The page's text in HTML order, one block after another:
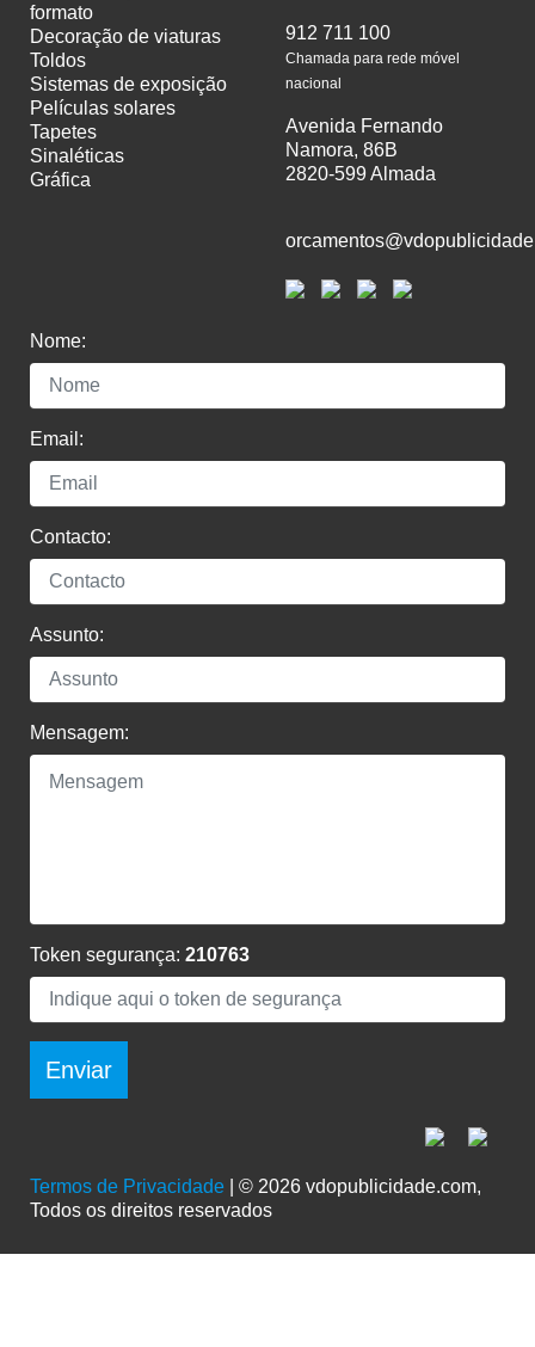
formato
decoração de viaturas
toldos
sistemas de exposição
películas solares
tapetes
sinaléticas
gráfica
912 711 100
Chamada para rede móvel
nacional
Avenida Fernando
Namora, 86B
2820-599 Almada
Nome:
Email:
Contacto:
Assunto:
Mensagem:
Token segurança: 210763
Enviar
Termos de Privacidade | © 2026 vdopublicidade.com,
Todos os direitos reservados